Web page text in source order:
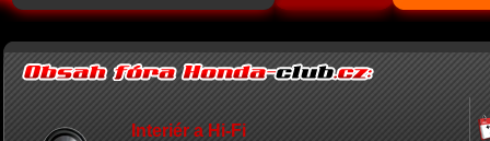
Interiér a Hi-Fi